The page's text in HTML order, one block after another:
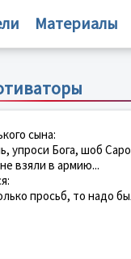
Материалы
сына:
упроси Бога, шоб
взяли в армию...
просьб, то надо